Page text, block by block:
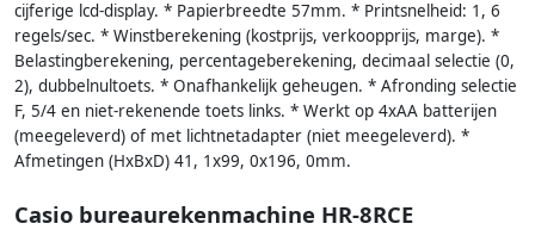
cijferige lcd-display. * Papierbreedte 57mm. * Printsnelheid: 1, 6
regels/sec. * Winstberekening (kostprijs, verkoopprijs, marge). *
Belastingberekening, percentageberekening, decimaal selectie (0,
2), dubbelnultoets. * Onafhankelijk geheugen. * Afronding selectie
F, 5/4 en niet-rekenende toets links. * Werkt op 4xAA batterijen
(meegeleverd) of met lichtnetadapter (niet meegeleverd). *
Afmetingen (HxBxD) 41, 1x99, 0x196, 0mm.
Casio bureaurekenmachine HR-8RCE